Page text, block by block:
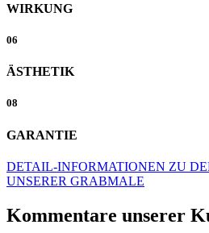
WIRKUNG
06
ÄSTHETIK
08
GARANTIE
DETAIL-INFORMATIONEN ZU
UNSERER GRABMALE
Kommentare unserer